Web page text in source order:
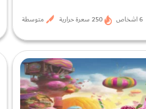
6 اشخاص 250 سعرة حرارية متوسطة